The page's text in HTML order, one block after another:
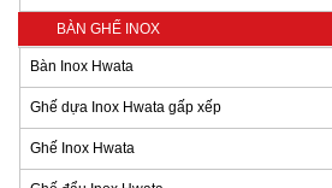
BÀN GHẾ INOX
Bàn Inox Hwata
Ghế dựa Inox Hwata gấp xếp
Ghế Inox Hwata